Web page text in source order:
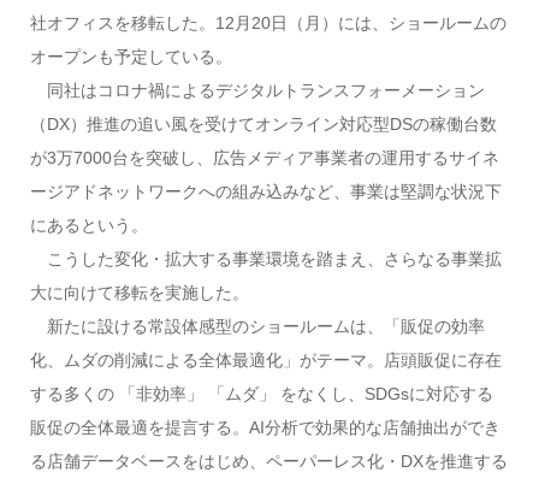
社オフィスを移転した。12月20日（月）には、ショールームの
オープンも予定している。
同社はコロナ禍によるデジタルトランスフォーメーション
（DX）推進の追い風を受けてオンライン対応型DSの稼働台数
が3万7000台を突破し、広告メディア事業者の運用するサイネ
ージアドネットワークへの組み込みなど、事業は堅調な状況下
にあるという。
こうした変化・拡大する事業環境を踏まえ、さらなる事業拡
大に向けて移転を実施した。
新たに設ける常設体感型のショールームは、「販促の効率
化、ムダの削減による全体最適化」がテーマ。店頭販促に存在
する多くの 「非効率」 「ムダ」 をなくし、SDGsに対応する
販促の全体最適を提言する。AI分析で効果的な店舗抽出ができ
る店舗データベースをはじめ、ペーパーレス化・DXを推進する